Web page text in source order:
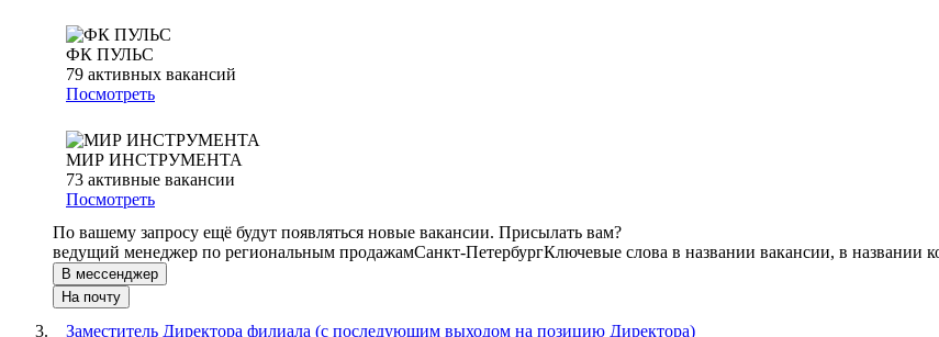
ФК ПУЛЬС
79 активных вакансий
Посмотреть
МИР ИНСТРУМЕНТА
73 активные вакансии
Посмотреть
По вашему запросу ещё будут появляться новые вакансии. Присылать вам?
ведущий менеджер по региональным продажамСанкт-ПетербургКлючевые слова в названии вакансии, в названии
В мессенджер
На почту
Заместитель Директора филиала (с последующим выходом на позицию Директора)